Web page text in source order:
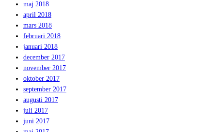
maj 2018
april 2018
mars 2018
februari 2018
januari 2018
december 2017
november 2017
oktober 2017
september 2017
augusti 2017
juli 2017
juni 2017